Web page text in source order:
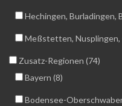
Hechingen, Burladingen,
Meßstetten, Nusplingen,
Zusatz-Regionen (74)
Bayern (8)
Bodensee-